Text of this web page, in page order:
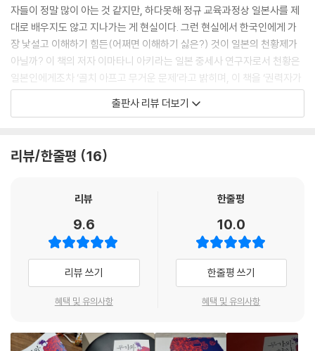
게 하였다(『미카와 이야기』)라고 기록되어있는 것처럼, 이에야스는 승리
의 함성을 지를 틈도 주지 않고, 전군을 기민하게 전투 장소에서 철수시켜
오바타성에 집결시켰다. 승리에 취해 나가쿠테에서 우물쭈물하고 있었다
면 귀중한 대승리가 참담한 패배로 끝날 수 있었기 때문이다. 이러한 점이
이에야스가 군략가로서 비범한 점이라고 할 수 있다.
--- p.65
거듭 말했듯이 히데요시는 나가쿠테 전투의 뼈아픈 패전과 ‘이에야스 콤플
그 길을 택한 이상, 천황을 중심으로 하는 율령제적인 원리가 따라다니는
종래에는 관백이라는 지위가 공가사회 내부에서만 권위를 가졌으나, 그 지
위에 히데요시가 앉음으로써 왕정복고(王政復古, 율령체계의 부활)라는
원리·이념을 매개로 정복전쟁을 수행할 수 있는 무가 사회에서도 통용되는
권위가 되었다. 히데요시가 내린 평화령의 핵심은 새로운 계급 결집이라는
데 있는 것이 아니라, 천황의 권위를 전국 ‘60여 주’로 확장한 데 있다. 즉
히데요시의 평화령은 곧 천황의 평화령이었던 것이다.
히데요시의 통일전쟁은 천황의 명령에 따른 평화령, 관위로 여러 다이묘를
자들이 정말 많이 아는 것 같지만, 하다못해 정규 교육과정상 일본사를 제
대로 배우지도 않고 지나가는 게 현실이다. 그런 현실에서 한국인에게 가
장 낯설고 이해하기 힘든(어쩌면 이해하기 싫은?) 것이 일본의 천황제가
아닐까? 이 책의 저자 이마타니 아키라는 일본 중세사 연구자로서 천황은
일본인에게조차 ‘골치 아프고 무거운 문제’라고 밝히며, 이 책을 ‘권력자가
왜 천황이 되지 않았는가?’라는 의문에서 시작했다고 밝히고 있다.
조직을 ‘공가(公家)’라고 부르고 장군과 각급 무사들이 결집하여 형성된
는 집단인 무가(武家, 이 책에서는 막부)가 일치하지 않는 일본의 특이한
이 되었음에도 21세기인 현재까지 굳건하게 유지되고 있다.
저자는 이러한 의문에 대한 답을 위해 역사적인 사건을 생생하게 서술하면
서 독자의 이해를 돕고 있다. 그런 까닭으로, 일본사에 대해 잘 모르던 사람
들도 이 책을 재미있게 읽을 수 있다!
이 책을 읽어야 하는 이유?
출판사 리뷰 더보기
리뷰/한줄평 16
리뷰
9.6
리뷰 쓰기
혜택 및 유의사항
한줄평
10.0
한줄평 쓰기
혜택 및 유의사항